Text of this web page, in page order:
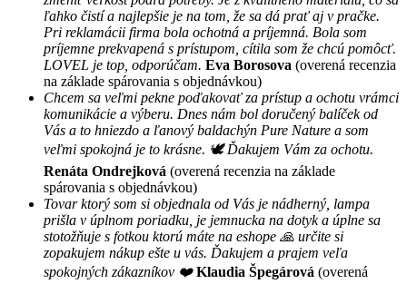
ľahko čistí a najlepšie je na tom, že sa dá prať aj v pračke.
Pri reklamácii firma bola ochotná a príjemná. Bola som
príjemne prekvapená s prístupom, cítila som že chcú pomôcť.
LOVEL je top, odporúčam. Eva Borosova (overená recenzia
na základe spárovania s objednávkou)
Chcem sa veľmi pekne poďakovať za prístup a ochotu vrámci
komunikácie a výberu. Dnes nám bol doručený balíček od
Vás a to hniezdo a ľanový baldachýn Pure Nature a som
veľmi spokojná je to krásne. 🕊 Ďakujem Vám za ochotu.
Renáta Ondrejková (overená recenzia na základe
spárovania s objednávkou)
Tovar ktorý som si objednala od Vás je nádherný, lampa
prišla v úplnom poriadku, je jemnucka na dotyk a úplne sa
stotožňuje s fotkou ktorú máte na eshope 🙏 určite si
zopakujem nákup ešte u vás. Ďakujem a prajem veľa
spokojných zákazníkov ❤️ Klaudia Špegárová (overená